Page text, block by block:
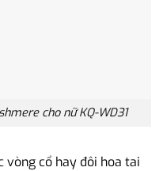
cho nữ KQ-WD31
vòng cổ hay đôi hoa tai